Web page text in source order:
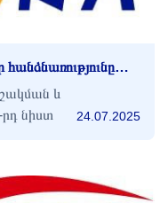
և
նիստ
24.07.2025